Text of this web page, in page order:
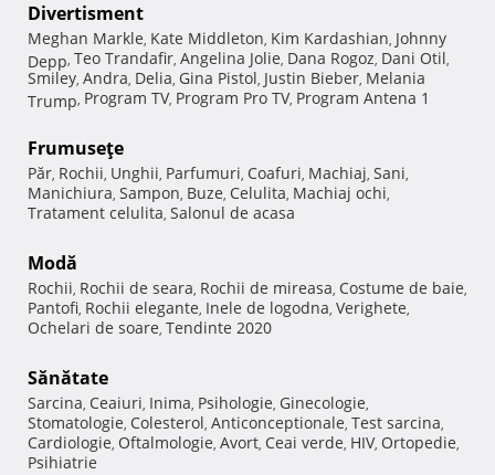
Divertisment
Meghan Markle, Kate Middleton, Kim Kardashian, Johnny
Depp, Teo Trandafir, Angelina Jolie, Dana Rogoz, Dani Otil,
Smiley, Andra, Delia, Gina Pistol, Justin Bieber, Melania
Trump, Program TV, Program Pro TV, Program Antena 1
Frumuseţe
Păr, Rochii, Unghii, Parfumuri, Coafuri, Machiaj, Sani,
Manichiura, Sampon, Buze, Celulita, Machiaj ochi,
Tratament celulita, Salonul de acasa
Modă
Rochii, Rochii de seara, Rochii de mireasa, Costume de baie,
Pantofi, Rochii elegante, Inele de logodna, Verighete,
Ochelari de soare, Tendinte 2020
Sănătate
Sarcina, Ceaiuri, Inima, Psihologie, Ginecologie,
Stomatologie, Colesterol, Anticonceptionale, Test sarcina,
Cardiologie, Oftalmologie, Avort, Ceai verde, HIV, Ortopedie,
Psihiatrie